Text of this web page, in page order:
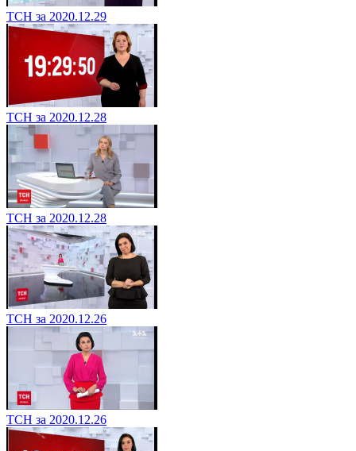
ТСН за 2020.12.29
ТСН за 2020.12.28
ТСН за 2020.12.28
ТСН за 2020.12.26
ТСН за 2020.12.26